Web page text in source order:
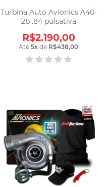
Turbina Auto Avionics A40-
2b .84 pulsativa
R$2.190,00
Até5x de R$438,00